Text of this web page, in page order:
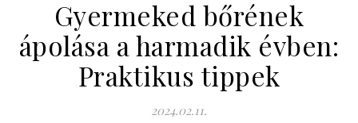
Gyermeked bőrének
ápolása a harmadik évben:
Praktikus tippek
2024.02.11.